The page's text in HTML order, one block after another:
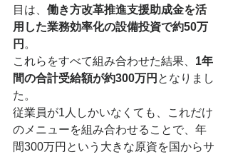
目は、 働き方改革推進支援助成金を活
用した業務効率化の設備投資で約50万
円 。
これらをすべて組み合わせた結果、 1年
間の合計受給額が約300万円 となりまし
た。
従業員が1人しかいなくても、これだけ
のメニューを組み合わせることで、年
間300万円という大きな原資を国からサ